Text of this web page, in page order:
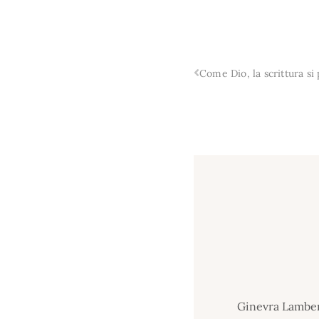
Come Dio, la scrittura si
Ginevra